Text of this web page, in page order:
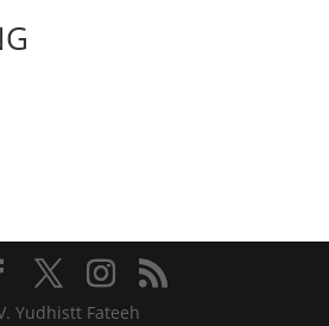
Yudhistt Fateeh